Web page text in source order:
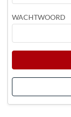
WACHTWOORD